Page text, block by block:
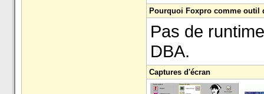
Pourquoi Foxpro comme outil
Pas de
DBA.
Captures d'écran